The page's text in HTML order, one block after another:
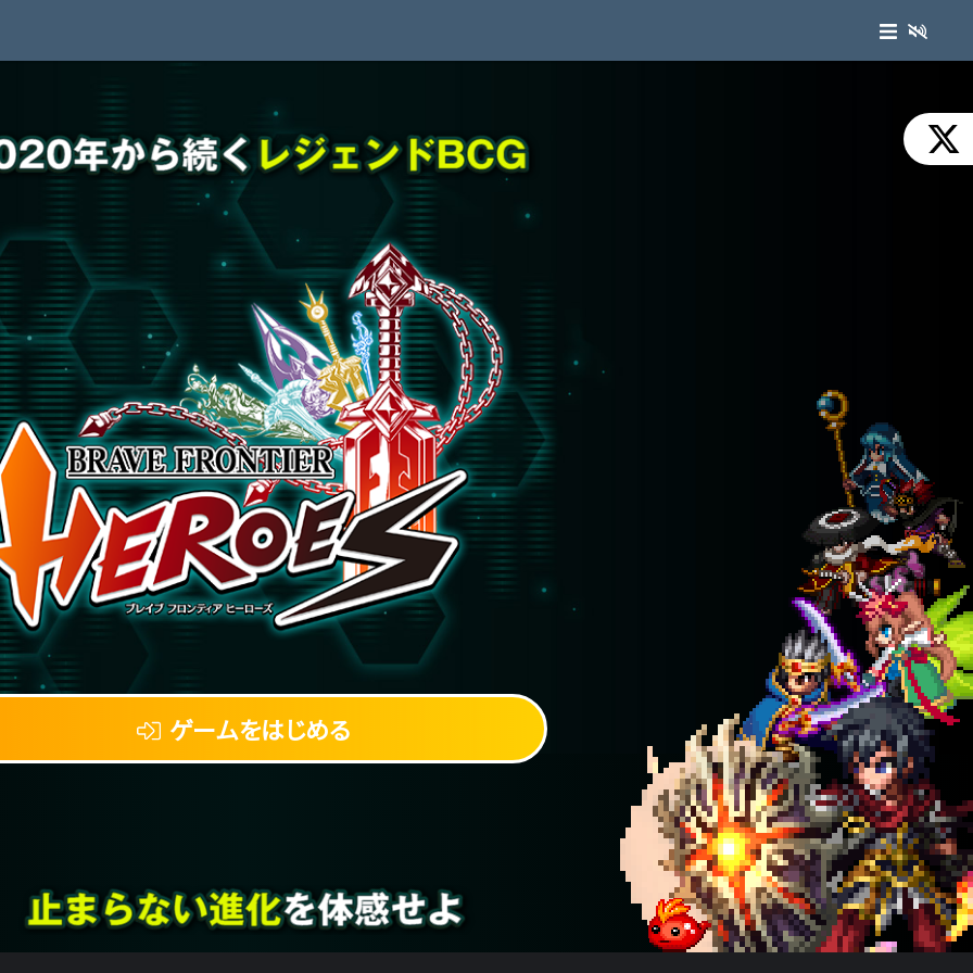
ゲームをはじめる